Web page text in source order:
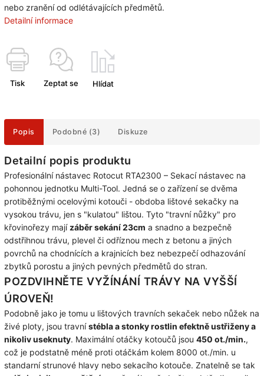
nebo zranění od odlétávajících předmětů.
Detailní informace
Tisk Zeptat se Hlídat
Popis Podobné (3) Diskuze
Detailní popis produktu
Profesionální nástavec Rotocut RTA2300 – Sekací nástavec na
pohonnou jednotku Multi-Tool. Jedná se o zařízení se dvěma
protiběžnými ocelovými kotouči - obdoba lištové sekačky na
vysokou trávu, jen s "kulatou" lištou. Tyto "travní nůžky" pro
křovinořezy mají záběr sekání 23cm a snadno a bezpečně
odstřihnou trávu, plevel či odříznou mech z betonu a jiných
povrchů na chodnících a krajnicích bez nebezpečí odhazování
zbytků porostu a jiných pevných předmětů do stran.
POZDVIHNĚTE VYŽÍNÁNÍ TRÁVY NA VYŠŠÍ
ÚROVEŇ!
Podobně jako je tomu u lištových travních sekaček nebo nůžek na
živé ploty, jsou travnístébla a stonky rostlin efektně ustřiženy a
nikoliv useknuty. Maximální otáčky kotoučů jsou 450 ot./min.,
což je podstatně méně proti otáčkám kolem 8000 ot./min. u
standarní strunové hlavy nebo sekacího kotouče. Znatelně se tak